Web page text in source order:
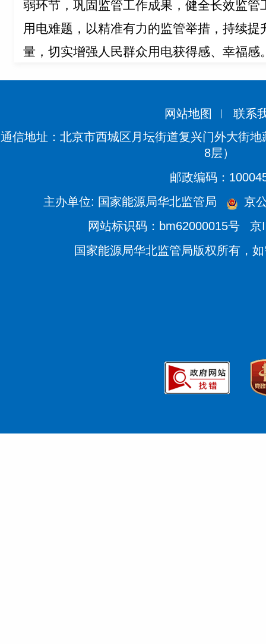
弱环节，巩固监管工作成果，健全长效监
用电难题，以精准有力的监管举措，持续
量，切实增强人民群众用电获得感、幸福感
网站地图
联系
通信地址：北京市西城区月坛街道复兴门外大街
8层）
邮政编码：
主办单位: 国家能源局华北监管局
京
网站标识码：bm62000015号
京
国家能源局华北监管局版权所有，